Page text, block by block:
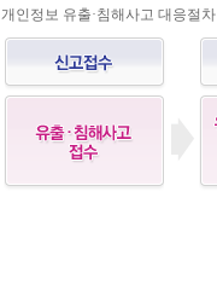
개인정보 유출·침해사고 대응절차